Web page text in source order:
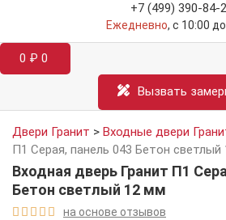
+7 (499) 390-84-
Ежедневно, с 10:00
0 ₽ 0
Вызвать
Двери Гранит > Входные двери
П1 Серая, панель 043 Бетон светлый
Входная дверь Гранит П1
Бетон светлый 12 мм
     на основе отзывов